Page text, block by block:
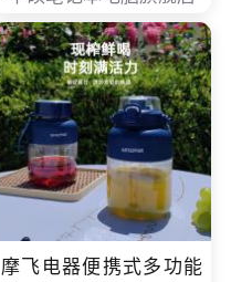
摩飞电器便携式多功能